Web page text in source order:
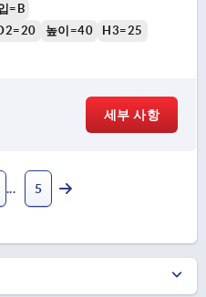
=B
높이=40 H3=25
세부 사항
5